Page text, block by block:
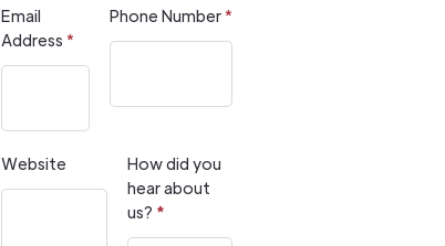
Email
Address *
Phone Number*
Website
How did you
hear about
us? *